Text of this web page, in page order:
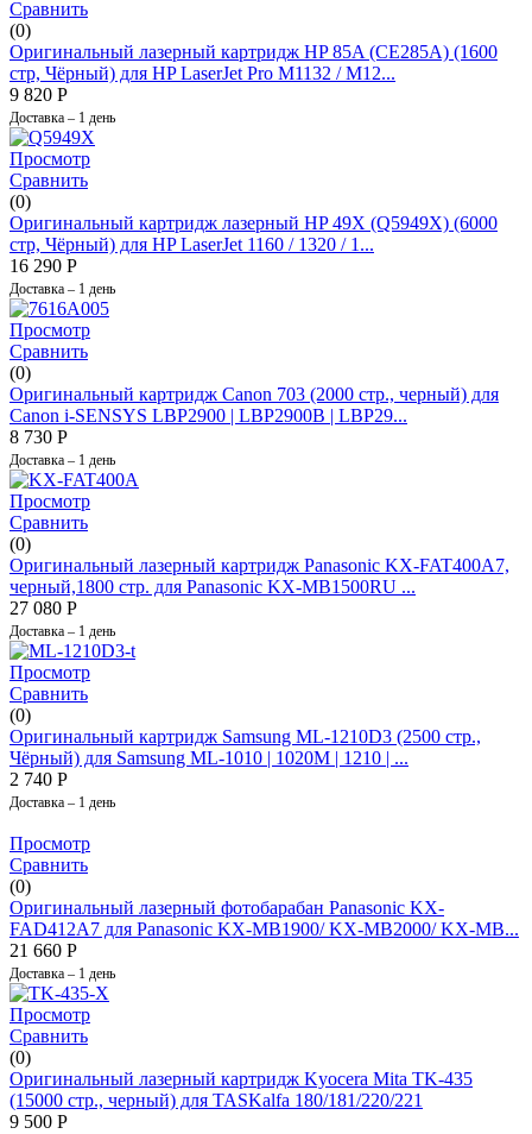
Сравнить
(0)
Оригинальный лазерный картридж HP 85A (CE285A) (1600
стр, Чёрный) для HP LaserJet Pro M1132 / M12...
9 820 Р
Доставка – 1 день
Просмотр
Сравнить
(0)
Оригинальный картридж лазерный HP 49X (Q5949X) (6000
стр, Чёрный) для HP LaserJet 1160 / 1320 / 1...
16 290 Р
Доставка – 1 день
Просмотр
Сравнить
(0)
Оригинальный картридж Canon 703 (2000 стр., черный) для
Canon i-SENSYS LBP2900 | LBP2900B | LBP29...
8 730 Р
Доставка – 1 день
Просмотр
Сравнить
(0)
Оригинальный лазерный картридж Panasonic KX-FAT400A7,
черный,1800 стр. для Panasonic KX-MB1500RU ...
27 080 Р
Доставка – 1 день
Просмотр
Сравнить
(0)
Оригинальный картридж Samsung ML-1210D3 (2500 стр.,
Чёрный) для Samsung ML-1010 | 1020M | 1210 | ...
2 740 Р
Доставка – 1 день
Просмотр
Сравнить
(0)
Оригинальный лазерный фотобарабан Panasonic KX-
FAD412A7 для Panasonic KX-MB1900/ KX-MB2000/ KX-MB...
21 660 Р
Доставка – 1 день
Просмотр
Сравнить
(0)
Оригинальный лазерный картридж Kyocera Mita TK-435
(15000 стр., черный) для TASKalfa 180/181/220/221
9 500 Р